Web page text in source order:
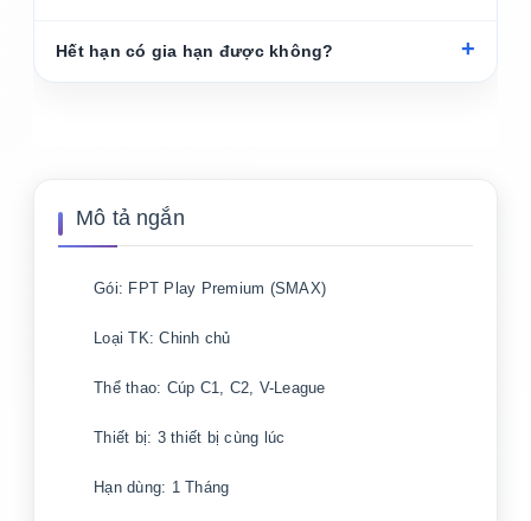
Hết hạn có gia hạn được không?
Mô tả ngắn
Gói: FPT Play Premium (SMAX)
Loại TK: Chinh chủ
Thể thao: Cúp C1, C2, V-League
Thiết bị: 3 thiết bị cùng lúc
Hạn dùng: 1 Tháng